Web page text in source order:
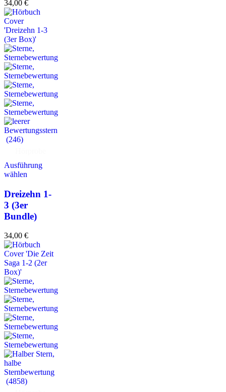
34,00 €
(246)
Ausführung
wählen
Dreizehn 1-
3 (3er
Bundle)
34,00 €
(4858)